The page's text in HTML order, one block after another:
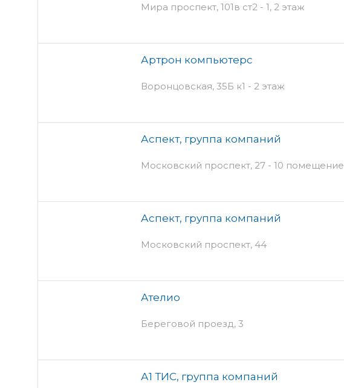
Мира проспект, 101в ст2 - 1, 2 этаж
Артрон компьютерс
Воронцовская, 35Б к1 - 2 этаж
Аспект, группа компаний
Московский проспект, 27 - 10 помещение
Аспект, группа компаний
Московский проспект, 44
Ателио
Береговой проезд, 3
А1 ТИС, группа компаний